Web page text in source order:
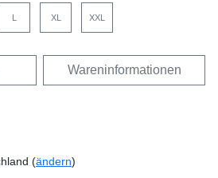
L XL XXL
Wareninformationen
(ändern)